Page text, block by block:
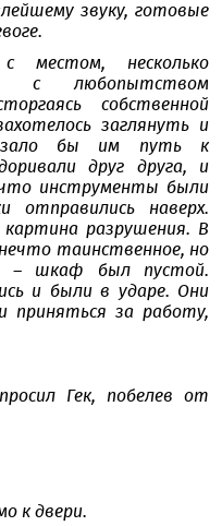
звуку, готовые
местом, несколько
с любопытством
собственной
заглянуть и
бы им путь к
друг друга, и
инструменты были
отправились наверх.
разрушения. В
таинственное, но
– шкаф был пустой.
и были в ударе. Они
приняться за работу,
Гек, побелев от
к двери.